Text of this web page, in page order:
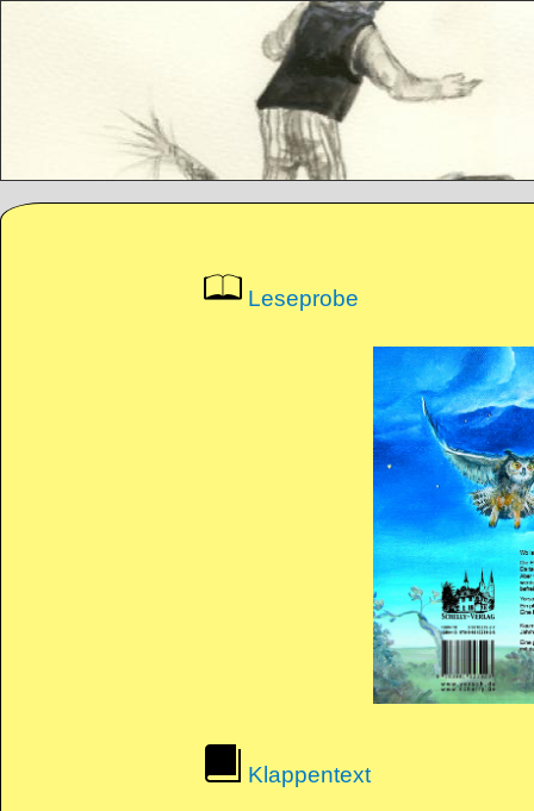
Leseprobe
Klappentext